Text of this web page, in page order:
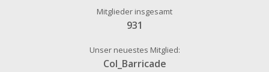
Mitglieder insgesamt
931
Unser neuestes Mitglied:
Col_Barricade